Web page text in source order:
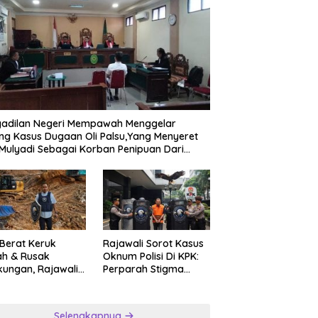
Metro Jakarta Barat
Jaringan
Pemasok Bahan
Narkoba, 7 Tersangka
dan Barang Bukti 1,1
Rp119 Miliar
Negeri Mempawah Menggelar
Kasus Dugaan Oli Palsu,Yang Menyeret
Sebagai Korban Penipuan Dari
Keruk
& Rusak
Rajawali
Rajawali Sorot Kasus
Oknum Polisi Di KPK:
Perparah Stigma